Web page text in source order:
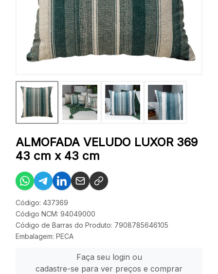
ALMOFADA VELUDO LUXOR 369
43 cm x 43 cm
Código: 437369
Código NCM: 94049000
Código de Barras do Produto: 7908785646105
Embalagem: PECA
Faça seu login ou
cadastre-se para ver preços e comprar